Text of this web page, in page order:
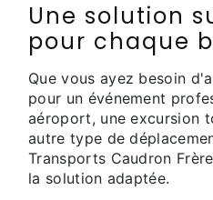
Une solution
pour chaque
Que vous ayez besoin
pour un événement
aéroport, une excursion
autre type de
Transports Caudron
la solution adaptée.